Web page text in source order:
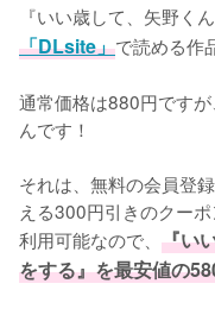
『いい歳して、矢野く
「DLsite」で読める作
通常価格は880円です
んです！
それは、無料の会員登
える300円引きのクー
利用可能なので、 『い
をする』を最安値の